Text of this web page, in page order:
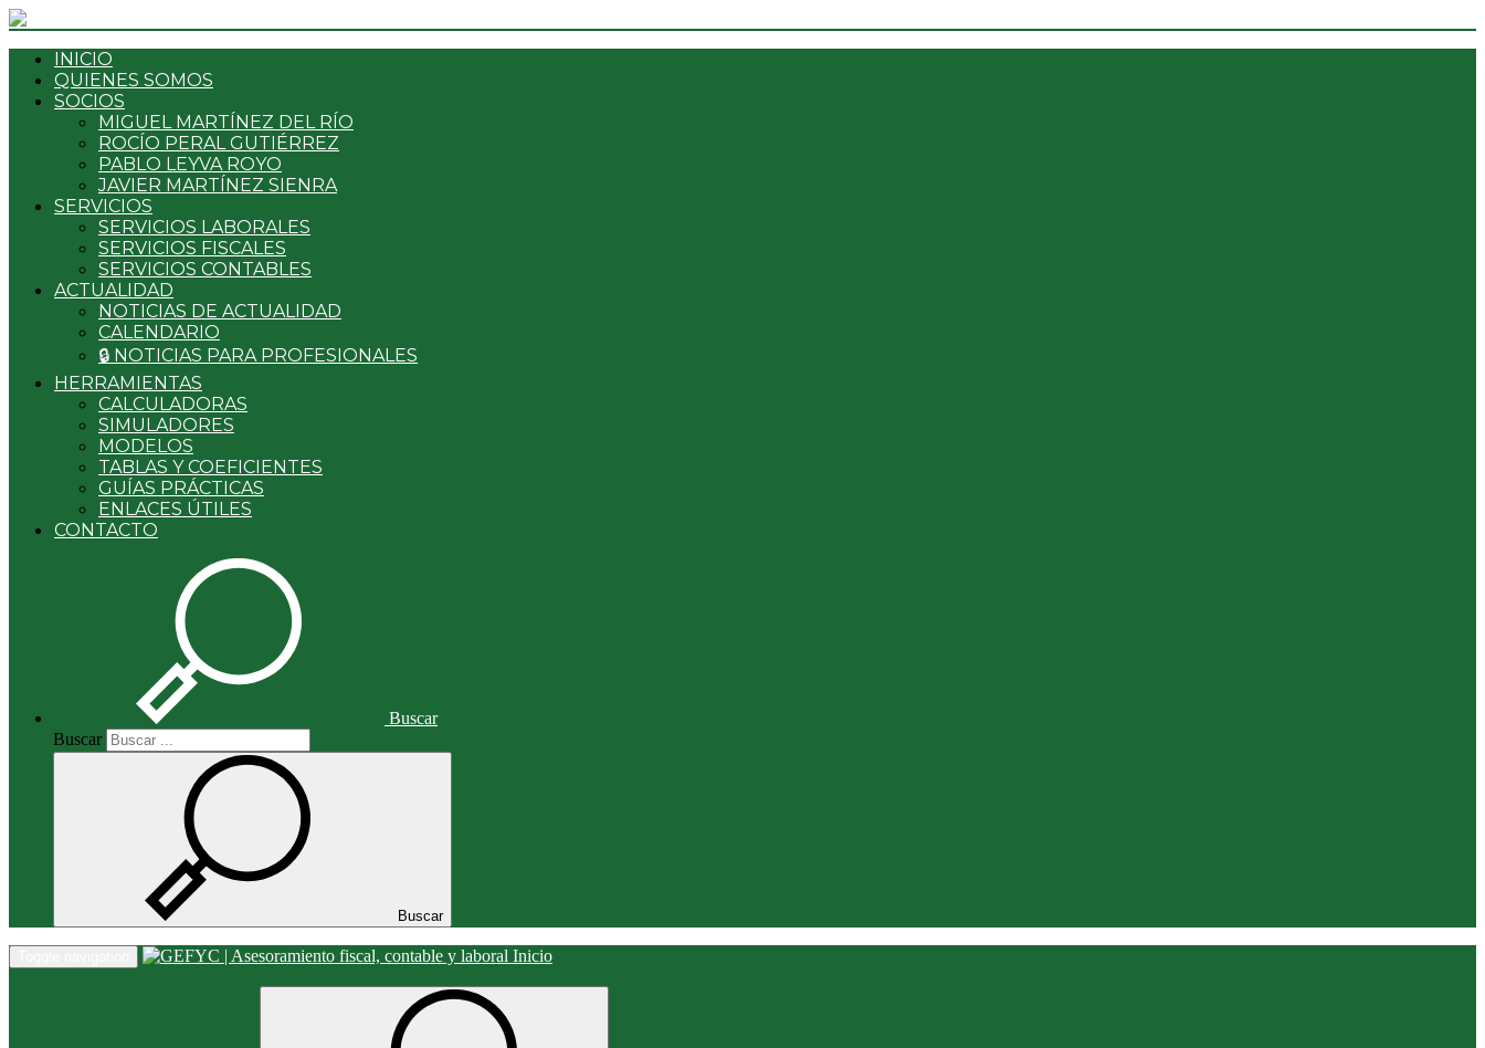
INICIO
QUIENES SOMOS
SOCIOS
MIGUEL MARTÍNEZ DEL RÍO
ROCÍO PERAL GUTIÉRREZ
PABLO LEYVA ROYO
JAVIER MARTÍNEZ SIENRA
SERVICIOS
SERVICIOS LABORALES
SERVICIOS FISCALES
SERVICIOS CONTABLES
ACTUALIDAD
NOTICIAS DE ACTUALIDAD
CALENDARIO
🔒 NOTICIAS PARA PROFESIONALES
HERRAMIENTAS
CALCULADORAS
SIMULADORES
MODELOS
TABLAS Y COEFICIENTES
GUÍAS PRÁCTICAS
ENLACES ÚTILES
CONTACTO
Buscar
Buscar
Buscar
Inicio